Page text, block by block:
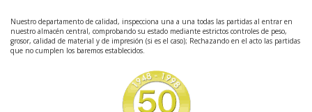
Nuestro departamento de calidad, inspecciona una a una todas las partidas al entrar en
nuestro almacén central, comprobando su estado mediante estrictos controles de peso,
grosor, calidad de material y de impresión (si es el caso); Rechazando en el acto las partidas
que no cumplen los baremos establecidos.